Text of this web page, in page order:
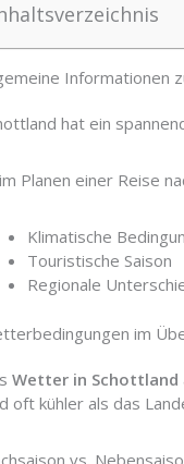
Informationen
hat ein
Planen einer Reise
Klimatische
Touristische Saison
Regionale
im
Wetter in Schottland
oft kühler als das
vs.